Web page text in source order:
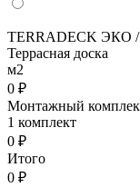
TERRADECK ЭКО /
Террасная доска
м2
0 ₽
Монтажный
1 комплект
0 ₽
Итого
0 ₽